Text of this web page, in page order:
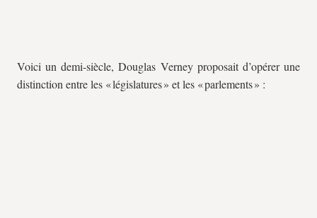
Voici un demi-siècle, Douglas Verney proposait d’opérer une
distinction entre les « législatures » et les « parlements » :